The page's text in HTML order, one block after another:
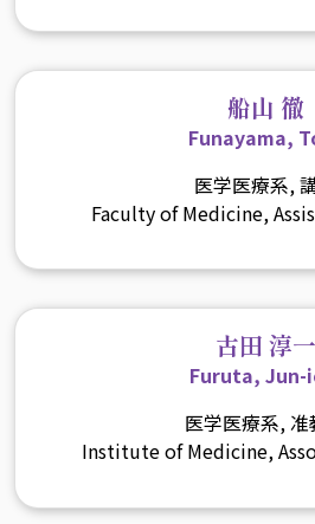
船山 徹
Funayama,
医学医療系,
Faculty of Medicine,
古田 淳一
Furuta, Jun-
医学医療系, 准
Institute of Medicine,